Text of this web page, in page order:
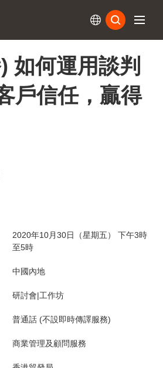
如何運用談判
戶信任，贏得
2020年10月30日（星期五） 下午3時
至5時
中國內地
研討會|工作坊
普通話 (不設即時傳譯服務)
商業管理及顧問服務